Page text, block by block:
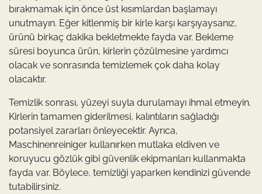
bırakmamak için önce üst kısımlardan başlamayı
unutmayın. Eğer kitlenmiş bir kirle karşı karşıyaysanız,
ürünü birkaç dakika bekletmekte fayda var. Bekleme
süresi boyunca ürün, kirlerin çözülmesine yardımcı
olacak ve sonrasında temizlemek çok daha kolay
olacaktır.
Temizlik sonrası, yüzeyi suyla durulamayı ihmal etmeyin.
Kirlerin tamamen giderilmesi, kalıntıların sağladığı
potansiyel zararları önleyecektir. Ayrıca,
Maschinenreiniger kullanırken mutlaka eldiven ve
koruyucu gözlük gibi güvenlik ekipmanları kullanmakta
fayda var. Böylece, temizliği yaparken kendinizi güvende
tutabilirsiniz.